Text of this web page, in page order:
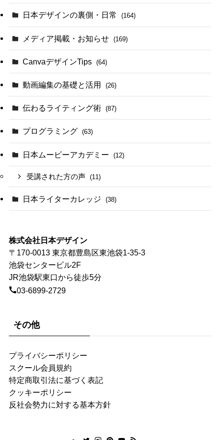
日本デザインの裏側・日常 (164)
メディア掲載・お知らせ (169)
CanvaデザインTips (64)
動画編集の基礎と活用 (26)
伝わるライティング術 (87)
プログラミング (63)
日本ムービーアカデミー (12)
受講された方の声 (11)
日本ライターカレッジ (38)
株式会社日本デザイン
〒170-0013 東京都豊島区東池袋1-35-3
池袋センタービル2F
JR池袋駅東口から徒歩5分
03-6899-2729
その他
プライバシーポリシー
スクール会員規約
特定商取引法に基づく表記
クッキーポリシー
反社会勢力に対する基本方針